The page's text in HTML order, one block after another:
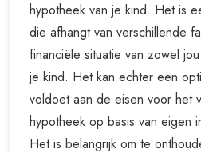
hypotheek van je kind. Het is
die afhangt van verschillende
financiële situatie van zowel
je kind. Het kan echter een
voldoet aan de eisen voor het
hypotheek op basis van eigen
Het is belangrijk om te